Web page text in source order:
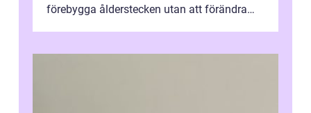
förebygga ålderstecken utan att förändra